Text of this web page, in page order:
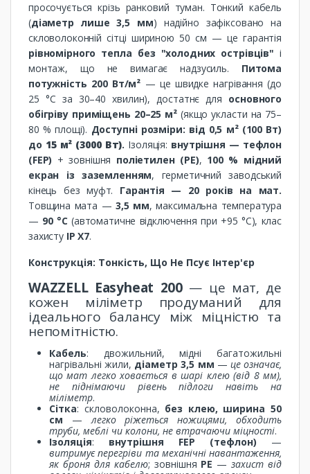
просочується крізь ранковий туман. Тонкий кабель
(діаметр лише 3,5 мм) надійно зафіксовано на
скловолоконній сітці шириною 50 см — це гарантія
рівномірного тепла без "холодних острівців" і
монтаж, що не вимагає надзусиль. Питома
потужність 200 Вт/м² — це швидке нагрівання (до
25 °C за 30–40 хвилин), достатнє для основного
обігріву приміщень 20–25 м²(якщо укласти на 75–
80 % площі). Доступні розміри: від 0,5 м² (100 Вт)
до 15 м² (3000 Вт). Ізоляція: внутрішня — тефлон
(FEP) + зовнішня поліетилен (PE), 100 % мідний
екран із заземленням, герметичний заводський
кінець без муфт. Гарантія — 20 років на мат.
Товщина мата —3,5 мм, максимальна температура
— 90 °C(автоматичне відключення при +95 °C), клас
захисту IP X7.
Конструкція: Тонкість, Що Не Псує Інтер'єр
WAZZELL Easyheat 200— це мат, де
кожен міліметр продуманий для
ідеального балансу між міцністю та
непомітністю.
Кабель: двожильний, мідні багатожильні
нагрівальні жили, діаметр 3,5 мм — це означає,
що мат легко ховається в шарі клею (від 8 мм),
не піднімаючи рівень підлоги навіть на
міліметр.
Сітка: скловолоконна, без клею, ширина 50
см —легко ріжеться ножицями, обходить
труби, меблі чи колони, не втрачаючи міцності.
Ізоляція: внутрішня FEP (тефлон) —
витримує перегріви та механічні навантаження,
як броня для кабелю; зовнішня PE —захист від